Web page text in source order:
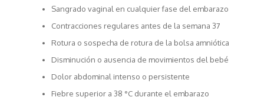
Sangrado vaginal en cualquier fase del embarazo
Contracciones regulares antes de la semana 37
Rotura o sospecha de rotura de la bolsa amniótica
Disminución o ausencia de movimientos del bebé
Dolor abdominal intenso o persistente
Fiebre superior a 38 °C durante el embarazo